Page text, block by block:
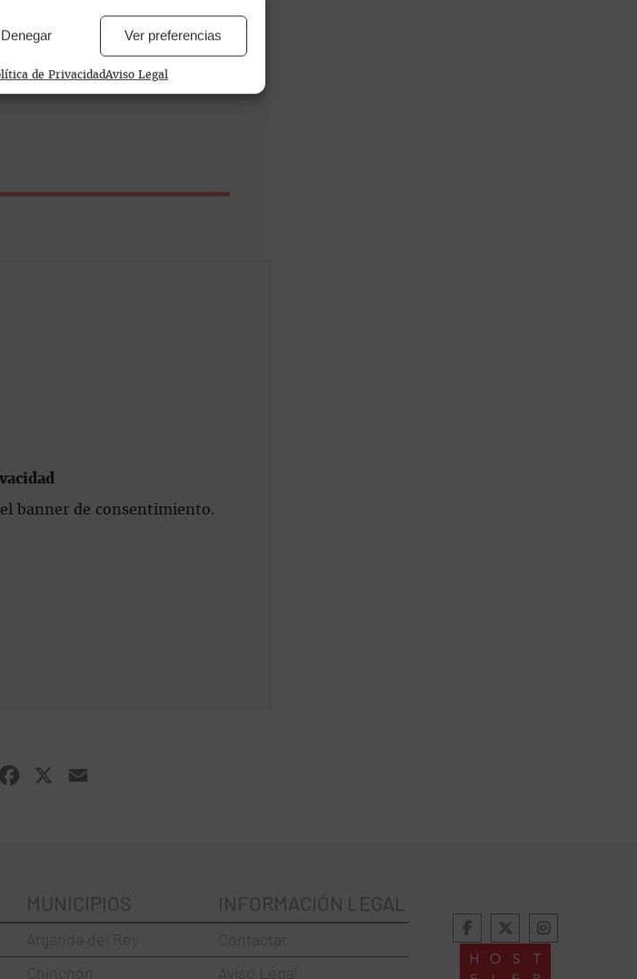
Denegar Ver preferencias
de PrivacidadAviso Legal
banner de consentimiento.
Facebook
MUNICIPIOS
Arganda del Rey
Chinchón
INFORMACIÓN LEGAL
Contactar
Aviso Legal